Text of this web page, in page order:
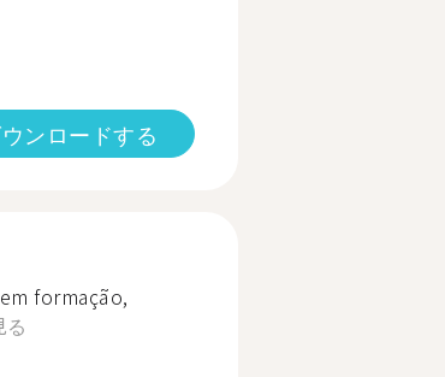
ンロードする
formação,
る